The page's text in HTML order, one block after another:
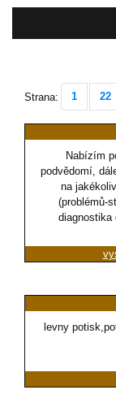
Strana: 1 22
Nabízím
podvědomí,
na
(problémů-
diagnostika
levny